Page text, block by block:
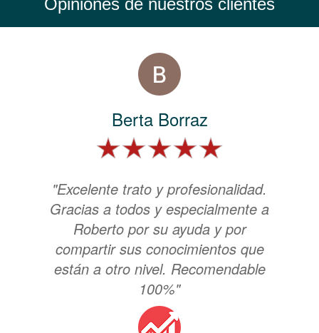
Berta Borraz
"Excelente trato y profesionalidad.
Gracias a todos y especialmente a
Roberto por su ayuda y por
compartir sus conocimientos que
están a otro nivel. Recomendable
100%"